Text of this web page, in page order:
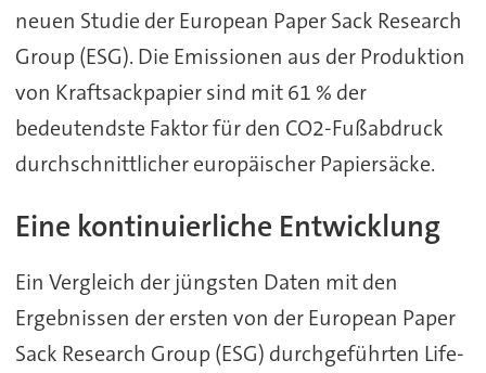
neuen Studie der European Paper Sack Research
Group (ESG). Die Emissionen aus der Produktion
von Kraftsackpapier sind mit 61 % der
bedeutendste Faktor für den CO2-Fußabdruck
durchschnittlicher europäischer Papiersäcke.
Eine kontinuierliche Entwicklung
Ein Vergleich der jüngsten Daten mit den
Ergebnissen der ersten von der European Paper
Sack Research Group (ESG) durchgeführten Life-